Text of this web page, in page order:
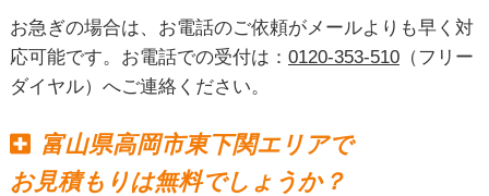
お急ぎの場合は、お電話のご依頼がメールよりも早く対
応可能です。お電話での受付は： 0120-353-510（フリー
ダイヤル）へご連絡ください。
富山県高岡市東下関エリアで
お見積もりは無料でしょうか？